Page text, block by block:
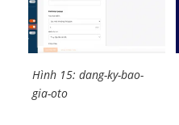
Hình 15: dang-ky-bao-
gia-oto